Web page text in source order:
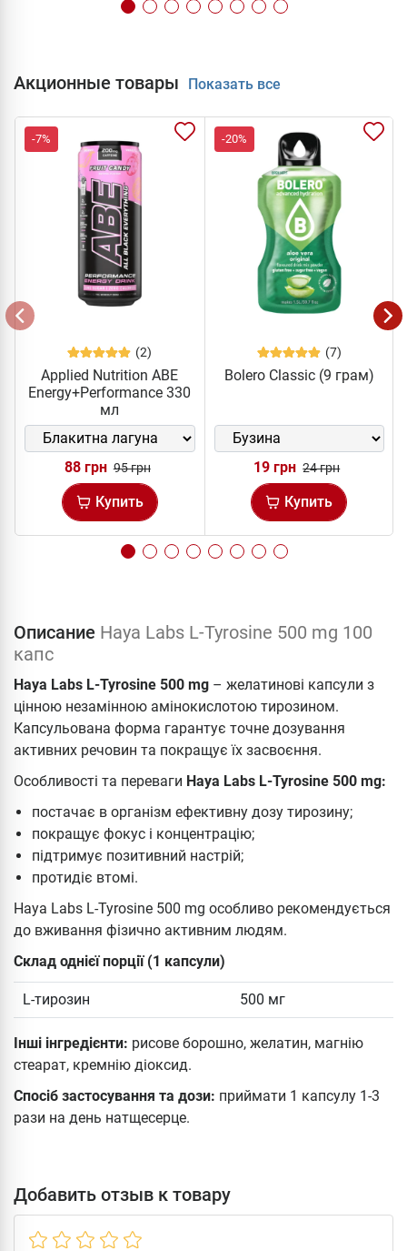
Акционные товары Показать все
-7%
(2)
Applied Nutrition ABE
Energy+Performance 330
мл
88 грн 95 грн
Купить
-20%
(7)
Bolero Classic (9 грам)
19 грн 24 грн
Купить
Описание Haya Labs L-Tyrosine 500 mg 100
капс
Haya Labs L-Tyrosine 500 mg – желатинові капсули з
цінною незамінною амінокислотою тирозином.
Капсульована форма гарантує точне дозування
активних речовин та покращує їх засвоєння.
Особливості та переваги Haya Labs L-Tyrosine 500 mg:
постачає в організм ефективну дозу тирозину;
покращує фокус і концентрацію;
підтримує позитивний настрій;
протидіє втомі.
Haya Labs L-Tyrosine 500 mg особливо рекомендується
до вживання фізично активним людям.
Склад однієї порції (1 капсули)
L-тирозин 500 мг
Інші інгредієнти: рисове борошно, желатин, магнію
стеарат, кремнію діоксид.
Спосіб застосування та дози: приймати 1 капсулу 1-3
рази на день натщесерце.
Добавить отзыв к товару